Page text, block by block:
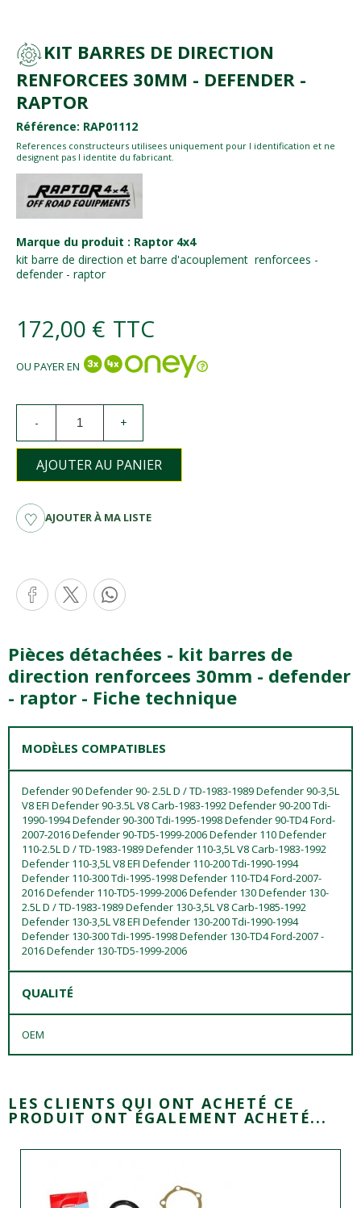
KIT BARRES DE DIRECTION
RENFORCEES 30MM - DEFENDER -
RAPTOR
Référence: RAP01112
References constructeurs utilisees uniquement pour l identification et ne
designent pas l identite du fabricant.
Marque du produit : Raptor 4x4
kit barre de direction et barre d'acouplement renforcees -
defender - raptor
172,00 € TTC
OU PAYER EN
- +
AJOUTER AU PANIER
AJOUTER À MA LISTE
Pièces détachées - kit barres de
direction renforcees 30mm - defender
- raptor - Fiche technique
MODÈLES COMPATIBLES
Defender 90 Defender 90- 2.5L D / TD-1983-1989 Defender 90-3,5L
V8 EFI Defender 90-3.5L V8 Carb-1983-1992 Defender 90-200 Tdi-
1990-1994 Defender 90-300 Tdi-1995-1998 Defender 90-TD4 Ford-
2007-2016 Defender 90-TD5-1999-2006 Defender 110 Defender
110-2.5L D / TD-1983-1989 Defender 110-3,5L V8 Carb-1983-1992
Defender 110-3,5L V8 EFI Defender 110-200 Tdi-1990-1994
Defender 110-300 Tdi-1995-1998 Defender 110-TD4 Ford-2007-
2016 Defender 110-TD5-1999-2006 Defender 130 Defender 130-
2.5L D / TD-1983-1989 Defender 130-3,5L V8 Carb-1985-1992
Defender 130-3,5L V8 EFI Defender 130-200 Tdi-1990-1994
Defender 130-300 Tdi-1995-1998 Defender 130-TD4 Ford-2007 -
2016 Defender 130-TD5-1999-2006
QUALITÉ
OEM
LES CLIENTS QUI ONT ACHETÉ CE
PRODUIT ONT ÉGALEMENT ACHETÉ...